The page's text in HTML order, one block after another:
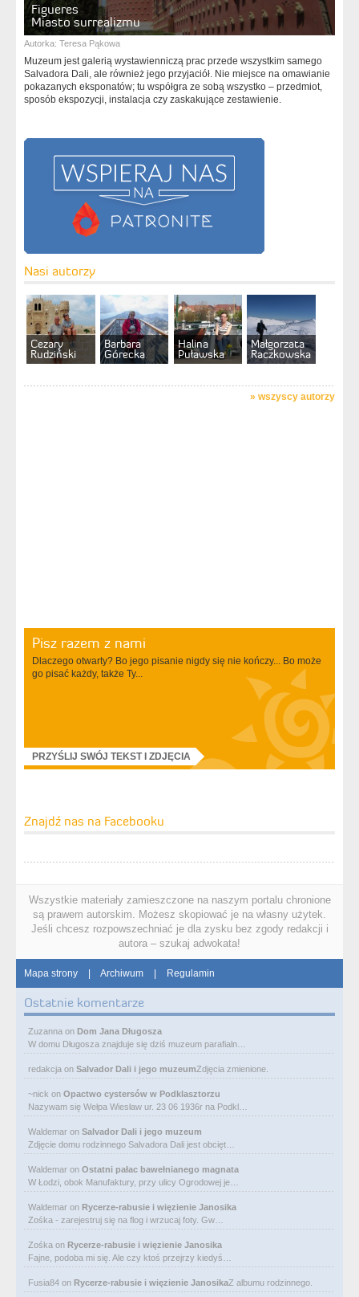
Figueres
Miasto surrealizmu
Autorka: Teresa Pąkowa
Muzeum jest galerią wystawienniczą prac przede wszystkim samego
Salvadora Dali, ale również jego przyjaciół. Nie miejsce na omawianie
pokazanych eksponatów; tu współgra ze sobą wszystko – przedmiot,
sposób ekspozycji, instalacja czy zaskakujące zestawienie.
Nasi autorzy
Cezary
Rudziński
Barbara
Górecka
Halina
Puławska
Małgorzata
Raczkowska
» wszyscy autorzy
Pisz razem z nami
Dlaczego otwarty? Bo jego pisanie nigdy się nie kończy... Bo może
go pisać każdy, także Ty...
PRZYŚLIJ SWÓJ TEKST I ZDJĘCIA
Znajdź nas na Facebooku
Wszystkie materiały zamieszczone na naszym portalu chronione
są prawem autorskim. Możesz skopiować je na własny użytek.
Jeśli chcesz rozpowszechniać je dla zysku bez zgody redakcji i
autora – szukaj adwokata!
Mapa strony | Archiwum | Regulamin
Ostatnie komentarze
Zuzanna on Dom Jana Długosza
W domu Długosza znajduje się dziś muzeum parafialn…
redakcja on Salvador Dali i jego muzeumZdjęcia zmienione.
~nick on Opactwo cystersów w Podklasztorzu
Nazywam się Wełpa Wiesław ur. 23 06 1936r na Podkl…
Waldemar on Salvador Dali i jego muzeum
Zdjęcie domu rodzinnego Salvadora Dali jest obcięt…
Waldemar on Ostatni pałac bawełnianego magnata
W Łodzi, obok Manufaktury, przy ulicy Ogrodowej je…
Waldemar on Rycerze-rabusie i więzienie Janosika
Zośka - zarejestruj się na flog i wrzucaj foty. Gw…
Zośka on Rycerze-rabusie i więzienie Janosika
Fajne, podoba mi się. Ale czy ktoś przejrzy kiedyś…
Fusia84 on Rycerze-rabusie i więzienie JanosikaZ albumu rodzinnego.